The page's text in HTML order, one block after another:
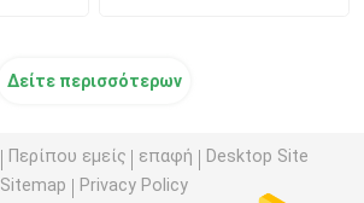
Δείτε περισσότερων
Περίπου εμείς επαφή
Desktop Site
Sitemap
Privacy Policy